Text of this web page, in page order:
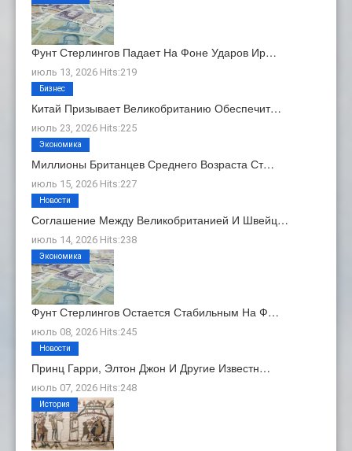
Фунт Стерлингов Падает На Фоне Ударов Ир…
июль 13, 2026 Hits:219
Китай Призывает Великобританию Обеспечит…
июль 23, 2026 Hits:225
Бизнес
Миллионы Британцев Среднего Возраста Ст…
июль 15, 2026 Hits:227
Экономика
Соглашение Между Великобританией И Швейц…
июль 14, 2026 Hits:238
Новости
Фунт Стерлингов Остается Стабильным На Ф…
июль 08, 2026 Hits:245
Экономика
Принц Гарри, Элтон Джон И Другие Известн…
июль 07, 2026 Hits:248
Новости
История